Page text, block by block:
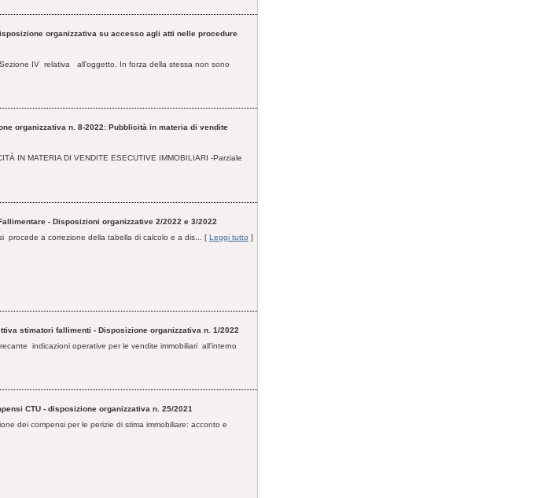
organizzativa su accesso agli atti nelle procedure
IV relativa all'oggetto. In forza della stessa non sono
organizzativa n. 8-2022: Pubblicità in materia di vendite
IN MATERIA DI VENDITE ESECUTIVE IMMOBILIARI -Parziale
- Disposizioni organizzative 2/2022 e 3/2022
a correzione della tabella di calcolo e a dis... [ Leggi tutto ]
stimatori fallimenti - Disposizione organizzativa n. 1/2022
indicazioni operative per le vendite immobiliari all'interno
CTU - disposizione organizzativa n. 25/2021
dei compensi per le perizie di stima immobiliare: acconto e